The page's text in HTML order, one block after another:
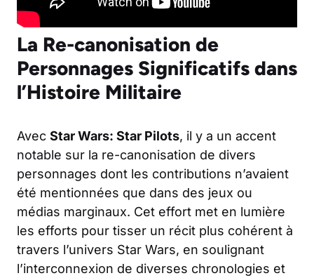
La Re-canonisation de
Personnages Significatifs dans
l’Histoire Militaire
Avec Star Wars: Star Pilots, il y a un accent
notable sur la re-canonisation de divers
personnages dont les contributions n’avaient
été mentionnées que dans des jeux ou
médias marginaux. Cet effort met en lumière
les efforts pour tisser un récit plus cohérent à
travers l’univers Star Wars, en soulignant
l’interconnexion de diverses chronologies et